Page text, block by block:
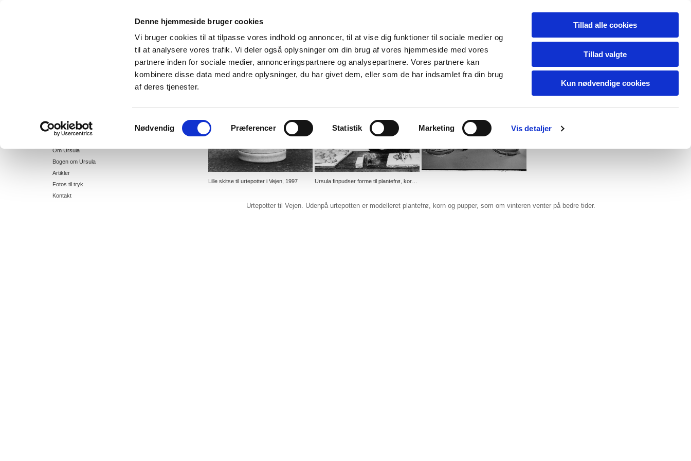
Denne hjemmeside bruger cookies
Vi bruger cookies til at tilpasse vores indhold og annoncer, til at vise dig funktioner til sociale medier og
til at analysere vores trafik. Vi deler også oplysninger om din brug af vores hjemmeside med vores
partnere inden for sociale medier, annonceringspartnere og analysepartnere. Vores partnere kan
kombinere disse data med andre oplysninger, du har givet dem, eller som de har indsamlet fra din brug
af deres tjenester.
Nødvendig Præferencer Statistik Marketing Vis detaljer
Tillad alle cookies
Tillad valgte
Kun nødvendige cookies
URSULA MUNCH-PETERSEN keramiker
Udstillinger
Om Ursula
Bogen om Ursula
Artikler
Fotos til tryk
Kontakt
Lille skitse til urtepotter i Vejen, 1997 Ursula finpudser forme til plantefrø, korn og pupper, der skal benyttes til dekoration af Vejen urtepotterne, januar 1997.
Urtepotter til Vejen. Udenpå urtepotten er modelleret plantefrø, korn og pupper, som om vinteren venter på bedre tider.